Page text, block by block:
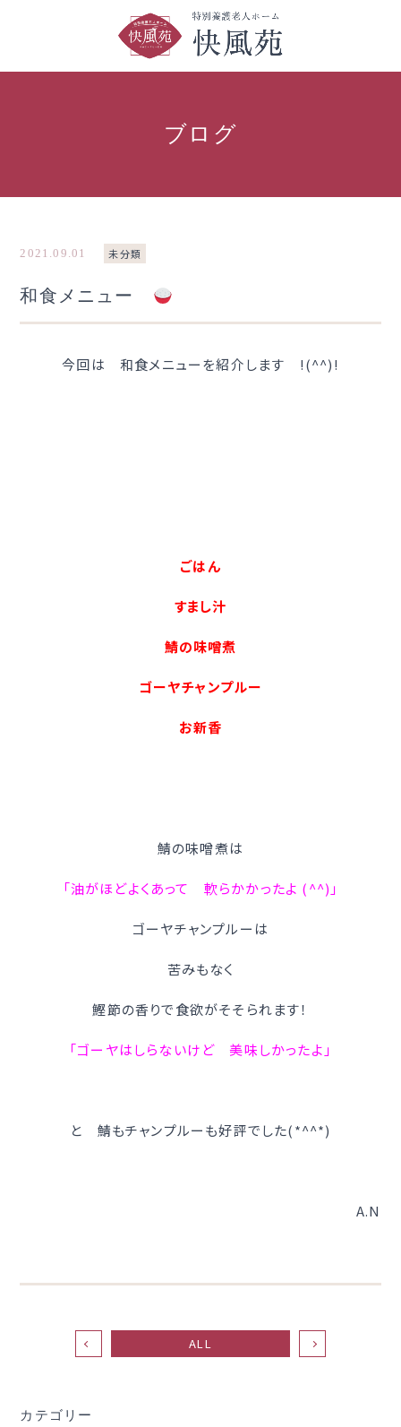
ブログ
カテゴリー
2021.09.01 未分類
和食メニュー
今回は 和食メニューを紹介します !(^^)!
ごはん
すまし汁
鯖の味噌煮
ゴーヤチャンプルー
お新香
鯖の味噌煮は
「油がほどよくあって 軟らかかったよ (^^)」
ゴーヤチャンプルーは
苦みもなく
鰹節の香りで食欲がそそられます！
「ゴーヤはしらないけど 美味しかったよ」
と 鯖もチャンプルーも好評でした(*^^*)
A.N
ALL